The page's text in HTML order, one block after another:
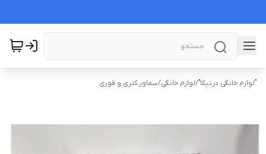
"لوازم خانگی درنیکا"/لوازم خانگی/سماور،کتری و قوری